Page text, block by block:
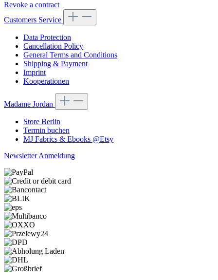
Revoke a contract
Customers Service
Data Protection
Cancellation Policy
General Terms and Conditions
Shipping & Payment
Imprint
Kooperationen
Madame Jordan
Store Berlin
Termin buchen
MJ Fabrics & Ebooks @Etsy
Newsletter Anmeldung